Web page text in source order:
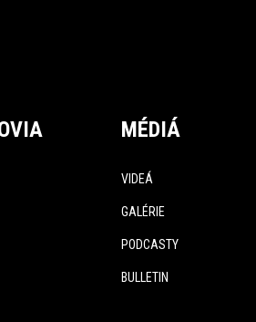
MÉDIÁ
VIDEÁ
GALÉRIE
PODCASTY
BULLETIN